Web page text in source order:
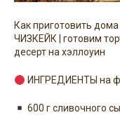
Как приготовить
ЧИЗКЕЙК | готовим
десерт на хэллоуин
ИНГРЕДИЕНТЫ на
600 г сливочного